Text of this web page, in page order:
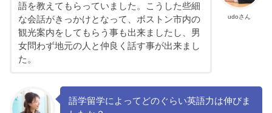
udoさん
語を教えてもらっていました。こうした些細
な会話がきっかけとなって、ボストン市内の
観光案内をしてもらう事も出来ましたし、男
女問わず地元の人と仲良く話す事が出来まし
た。
語学留学によってどのぐらい英語力は伸びま